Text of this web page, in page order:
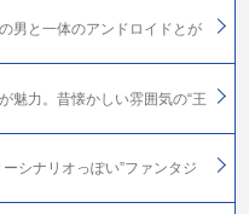
男と一体のアンドロイドとが
魅力。昔懐かしい雰囲気の“王
シナリオっぽい”ファンタジ